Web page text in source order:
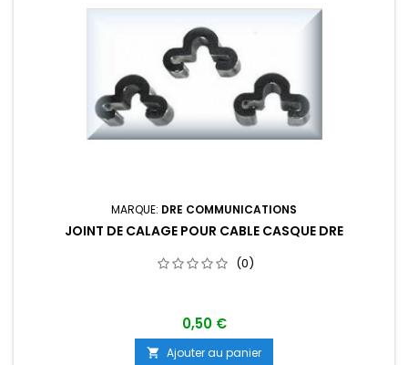
MARQUE: DRE COMMUNICATIONS
JOINT DE CALAGE POUR CABLE CASQUE DRE
(0)
0,50 €
 Ajouter au panier